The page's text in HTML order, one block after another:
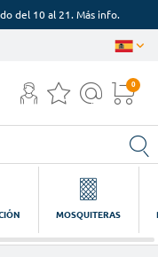
del 10 al 21. Más info.
0
MOSQUITERAS